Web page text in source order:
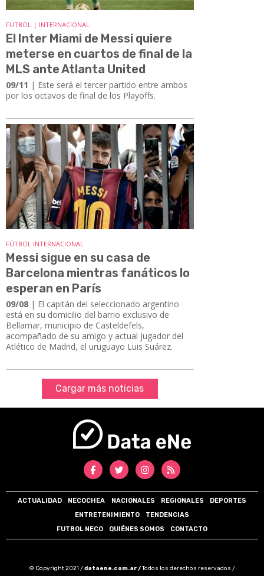
FUTBOL | INTERNACIONAL
El Inter Miami de Messi quiere
meterse en cuartos de final de la
MLS ante Atlanta United
09/11 | Este será el tercer partido entre ambos
por los octavos de final de los Playoffs.
FÚTBOL INTERNACIONAL
Messi sigue en su casa de
Barcelona mientras fanáticos lo
esperan en París
09/08 | El capitán del seleccionado argentino
está en su domicilio del barrio exclusivo de
Bellamar, municipio de Casteldefels,
acompañado de su amigo y actual jugador del
Atlético de Madrid, el uruguayo Luis Suárez.
Cargar más noticias
ACTUALIDAD NECOCHEA NACIONALES REGIONALES
DEPORTES
ENTRETENIMIENTO
TENDENCIAS
FUTBOL NECO
QUIÉNES SOMOS CONTACTO
© Copyright 2021 /dataene.com.ar /Todos los derechos reservados /